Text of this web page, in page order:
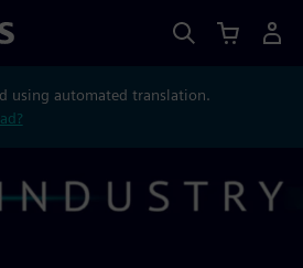
using automated translation.